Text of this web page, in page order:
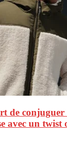
de conjuguer
avec un twist